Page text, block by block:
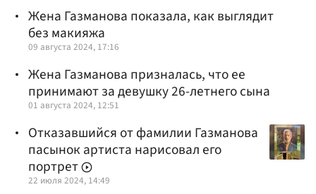
Жена Газманова показала, как выглядит
без макияжа
09 августа 2024, 17:16
Жена Газманова призналась, что ее
принимают за девушку 26-летнего сына
01 августа 2024, 12:51
Отказавшийся от фамилии Газманова
пасынок артиста нарисовал его
портрет
22 июля 2024, 14:49